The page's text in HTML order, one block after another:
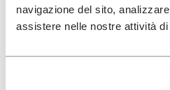
navigazione del sito,
assistere nelle nostre attività
DERNIÈRES NOUVEAUTÉS